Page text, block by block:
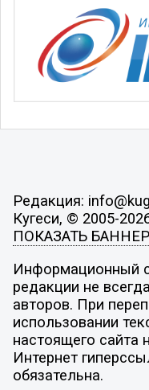
Редакция:
Кугеси, © 2005-
ПОКАЗАТЬ
Информационный
редакции не
авторов. При
использовании
настоящего сайта
Интернет
обязательна.